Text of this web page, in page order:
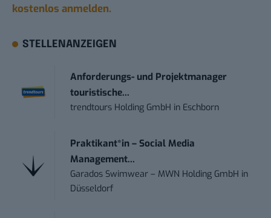
kostenlos anmelden.
STELLENANZEIGEN
Anforderungs- und Projektmanager
touristische...
trendtours Holding GmbH in Eschborn
Praktikant*in – Social Media
Management...
Garados Swimwear – MWN Holding GmbH in
Düsseldorf